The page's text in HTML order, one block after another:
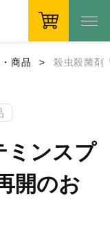
商品 殺虫殺菌剤
ミンスプ
開のお